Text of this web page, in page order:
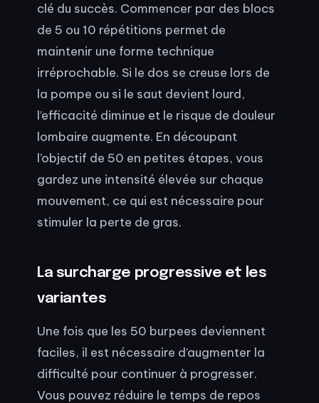
clé du succès. Commencer par des blocs
de 5 ou 10 répétitions permet de
maintenir une forme technique
irréprochable. Si le dos se creuse lors de
la pompe ou si le saut devient lourd,
l’efficacité diminue et le risque de douleur
lombaire augmente. En découpant
l’objectif de 50 en petites étapes, vous
gardez une intensité élevée sur chaque
mouvement, ce qui est nécessaire pour
stimuler la perte de gras.
La surcharge progressive et les
variantes
Une fois que les 50 burpees deviennent
faciles, il est nécessaire d’augmenter la
difficulté pour continuer à progresser.
Vous pouvez réduire le temps de repos